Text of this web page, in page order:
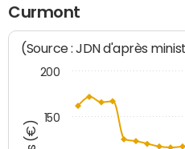
Curmont
(Source : JDN d'après
150
200